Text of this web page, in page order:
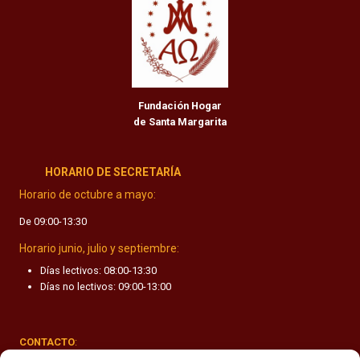
Fundación Hogar
de Santa Margarita
HORARIO DE SECRETARÍA
Horario de octubre a mayo:
De 09:00-13:30
Horario junio, julio y septiembre:
Días lectivos: 08:00-13:30
Días no lectivos: 09:00-13:00
CONTACTO: